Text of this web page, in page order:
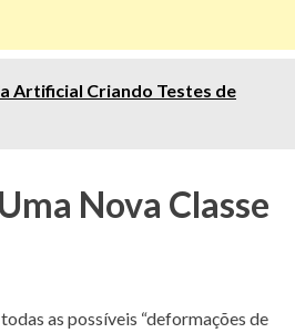
Artificial Criando Testes de
Nova Classe
as possíveis “deformações de